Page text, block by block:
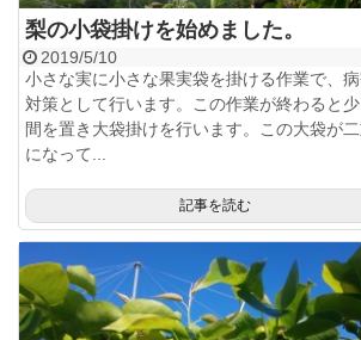
梨の小袋掛けを始めました。
2019/5/10
小さな実に小さな果実袋を掛ける作業で、
対策として行います。この作業が終わると
間を置き大袋掛けを行います。この大袋が
になって...
記事を読む